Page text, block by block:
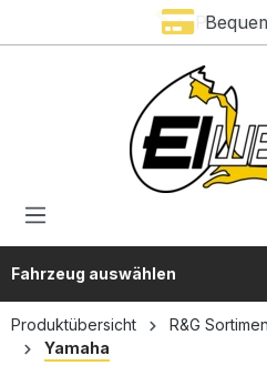
Fahrzeug auswählen
Produktübersicht R&G
Yamaha